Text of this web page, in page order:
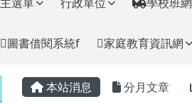
圖書借閱系統f 家庭教育資訊網
主內容區域
本站消息 分月文章